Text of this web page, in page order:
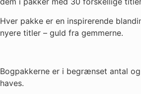
Hver pakke er en inspirerende
nyere titler – guld fra gemmerne.
Bogpakkerne er i begrænset antal
haves.